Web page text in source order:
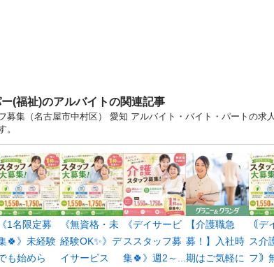
(福祉)のアルバイトの関連記事
募集（名古屋市中村区） 愛知 アルバイト・バイト・パートの求
。
《1名限定募
🍀》未経験
も始めら
《無資格・未
経験OK✨》デ
イサービス
《デイサービ
ススタッフ募
集🍀》週2～...
【介護職急
募！】入社時
期はご気軽に
｟デ
ス介
フ｠